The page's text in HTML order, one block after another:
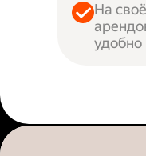
На
удобно